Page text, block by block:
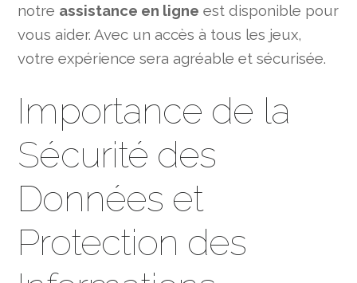
notre assistance en ligne est disponible pour
vous aider. Avec un accès à tous les jeux,
votre expérience sera agréable et sécurisée.
Importance de la
Sécurité des
Données et
Protection des